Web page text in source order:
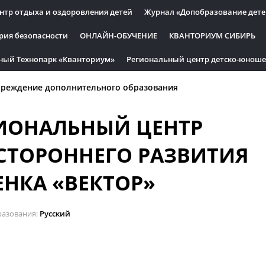
отдыха и оздоровления детей Журнал «Допобразование
безопасности ОНЛАЙН-ОБУЧЕНИЕ КВАНТОРИУМ СИБИРЬ
Технопарк «Кванториум» Региональный центр детско-
дополнительного образования
ЦЕНТР
РАЗВИТИЯ
«ВЕКТОР»
Русский